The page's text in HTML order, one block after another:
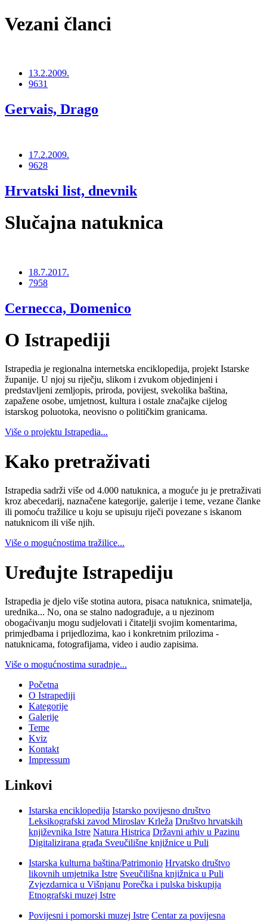
Vezani članci
13.2.2009.
9631
Gervais, Drago
17.2.2009.
9628
Hrvatski list, dnevnik
Slučajna natuknica
18.7.2017.
7958
Cernecca, Domenico
O Istrapediji
Istrapedia je regionalna internetska enciklopedija, projekt Istarske
županije. U njoj su riječju, slikom i zvukom objedinjeni i
predstavljeni zemljopis, priroda, povijest, svekolika baština,
zapažene osobe, umjetnost, kultura i ostale značajke cijelog
istarskog poluotoka, neovisno o političkim granicama.
Više o projektu Istrapedia...
Kako pretraživati
Istrapedia sadrži više od 4.000 natuknica, a moguće ju je pretraživati
kroz abecedarij, naznačene kategorije, galerije i teme, vezane članke
ili pomoću tražilice u koju se upisuju riječi povezane s iskanom
natuknicom ili više njih.
Više o mogućnostima tražilice...
Uređujte Istrapediju
Istrapedia je djelo više stotina autora, pisaca natuknica, snimatelja,
urednika... No, ona se stalno nadograđuje, a u njezinom
obogaćivanju mogu sudjelovati i čitatelji svojim komentarima,
primjedbama i prijedlozima, kao i konkretnim prilozima -
natuknicama, fotografijama, video i audio zapisima.
Više o mogućnostima suradnje...
Početna
O Istrapediji
Kategorije
Galerije
Teme
Kviz
Kontakt
Impressum
Linkovi
Istarska enciklopedija Istarsko povijesno društvo
Leksikografski zavod Miroslav Krleža Društvo hrvatskih
književnika Istre Natura Histrica Državni arhiv u Pazinu
Digitalizirana građa Sveučilišne knjižnice u Puli
Istarska kulturna baština/Patrimonio Hrvatsko društvo
likovnih umjetnika Istre Sveučilišna knjižnica u Puli
Zvjezdarnica u Višnjanu Porečka i pulska biskupija
Etnografski muzej Istre
Povijesni i pomorski muzej Istre Centar za povijesna